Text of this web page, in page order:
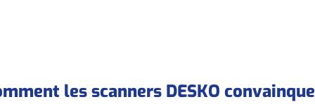
les scanners DESKO